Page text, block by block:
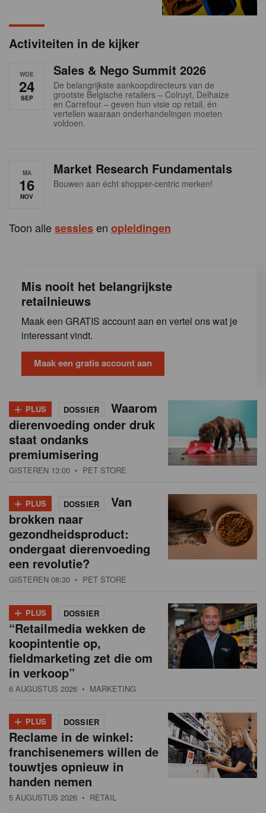
nActiviteiten in de kijker
WOE
24
SEP
Sales & Nego Summit 2026
De belangrijkste aankoopdirecteurs van de
grootste Belgische retailers – Colruyt, Delhaize
en Carrefour – geven hun visie op retail, én
vertellen waaraan onderhandelingen moeten
voldoen.
MA
16
NOV
Market Research Fundamentals
Bouwen aan écht shopper-centric merken!
Toon allesessiesen opleidingen
Mis nooit het belangrijkste
retailnieuws
Maak een GRATIS account aan en vertel ons wat je
interessant vindt.
Maak een gratis account aan
+ PLUS DOSSIER
Waarom
dierenvoeding onder druk
staat ondanks
premiumisering
GISTEREN 13:00 • PET STORE
+ PLUS DOSSIER
Van
brokken naar
gezondheidsproduct:
ondergaat dierenvoeding
een revolutie?
GISTEREN 08:30 • PET STORE
+ PLUS DOSSIER
“Retailmedia wekken de
koopintentie op,
fieldmarketing zet die om
in verkoop”
6 AUGUSTUS 2026 • MARKETING
+ PLUS DOSSIER
Reclame in de winkel:
franchisenemers willen de
touwtjes opnieuw in
handen nemen
5 AUGUSTUS 2026 • RETAIL